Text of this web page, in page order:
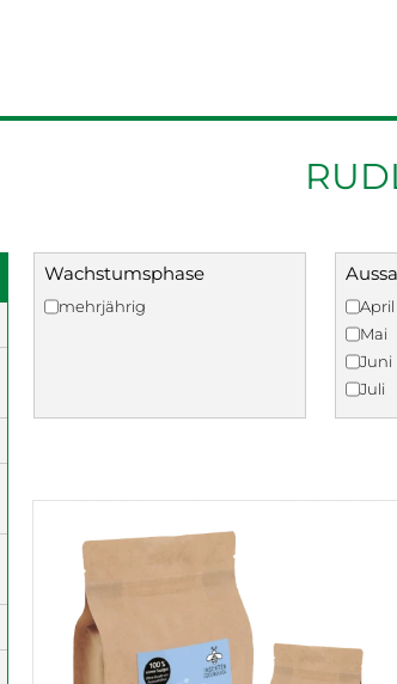
Wachstumsphase
mehrjährig
April
Mai
Juni
Juli